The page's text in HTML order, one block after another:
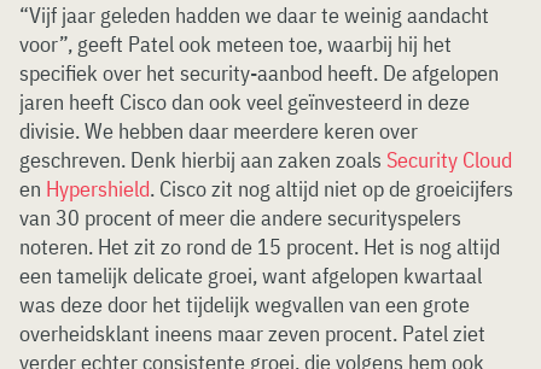
“Vijf jaar geleden hadden we daar te weinig aandacht
voor”, geeft Patel ook meteen toe, waarbij hij het
specifiek over het security-aanbod heeft. De afgelopen
jaren heeft Cisco dan ook veel geïnvesteerd in deze
divisie. We hebben daar meerdere keren over
geschreven. Denk hierbij aan zaken zoals Security Cloud
en Hypershield. Cisco zit nog altijd niet op de groeicijfers
van 30 procent of meer die andere securityspelers
noteren. Het zit zo rond de 15 procent. Het is nog altijd
een tamelijk delicate groei, want afgelopen kwartaal
was deze door het tijdelijk wegvallen van een grote
overheidsklant ineens maar zeven procent. Patel ziet
verder echter consistente groei, die volgens hem ook